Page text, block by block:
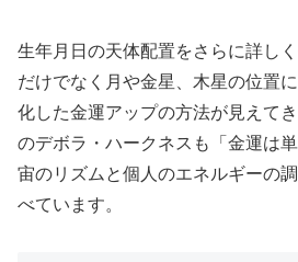
生年月日の天体配置をさらに詳し
だけでなく月や金星、木星の位置
化した金運アップの方法が見えて
のデボラ・ハークネスも「金運は
宙のリズムと個人のエネルギーの
べています。